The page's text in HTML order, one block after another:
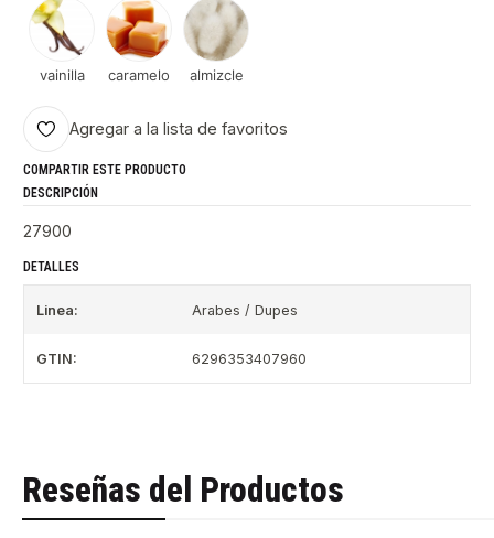
vainilla caramelo almizcle
Agregar a la lista de favoritos
COMPARTIR ESTE PRODUCTO
DESCRIPCIÓN
27900
DETALLES
Linea: Arabes / Dupes
GTIN: 6296353407960
Reseñas del Productos